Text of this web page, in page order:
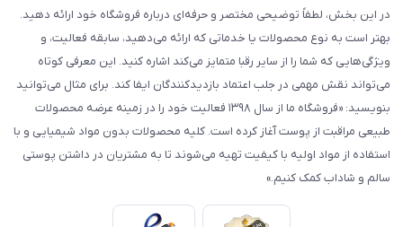
در این بخش، لطفاً توضیحی مختصر و حرفه‌ای درباره فروشگاه خود ارائه دهید.
بهتر است به نوع محصولات یا خدماتی که ارائه می‌دهید، سابقه فعالیت، و
ویژگی‌هایی که شما را از سایر رقبا متمایز می‌کند اشاره کنید. این معرفی کوتاه
می‌تواند نقش مهمی در جلب اعتماد بازدیدکنندگان ایفا کند. برای مثال می‌توانید
بنویسید: «فروشگاه ما از سال ۱۳۹۸ فعالیت خود را در زمینه عرضه محصولات
طبیعی مراقبت از پوست آغاز کرده است. کلیه محصولات بدون مواد شیمیایی و با
استفاده از مواد اولیه با کیفیت تهیه می‌شوند تا به مشتریان در داشتن پوستی
سالم و شاداب کمک کنیم.»